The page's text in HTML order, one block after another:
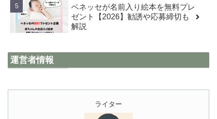
ベネッセが名前入り絵本を無料プレ
ゼント【2026】勧誘や応募締切も
解説
運営者情報
ライター